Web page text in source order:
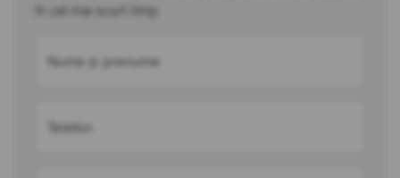
în cel mai scurt timp
Nume și prenume
Telefon